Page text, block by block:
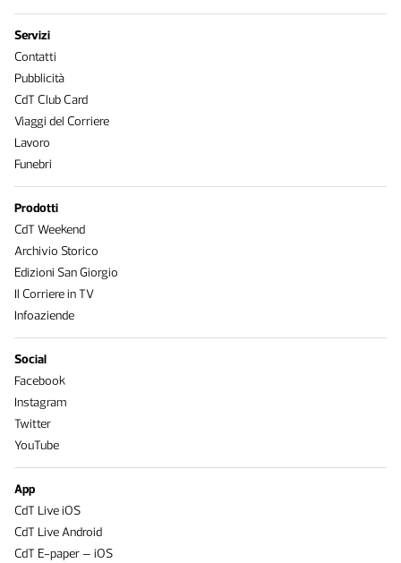
Servizi
Contatti
Pubblicità
CdT Club Card
Viaggi del Corriere
Lavoro
Funebri
Prodotti
CdT Weekend
Archivio Storico
Edizioni San Giorgio
Il Corriere in TV
Infoaziende
Social
Facebook
Instagram
Twitter
YouTube
App
CdT Live iOS
CdT Live Android
CdT E-paper – iOS